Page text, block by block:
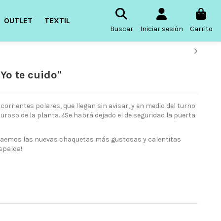
OUTLET TEXTIL
Buscar Iniciar sesión Carrito
te cuido"
corrientes polares, que llegan sin avisar, y en medio del turno
de la planta. ¿Se habrá dejado el de seguridad la puerta
las nuevas chaquetas más gustosas y calentitas